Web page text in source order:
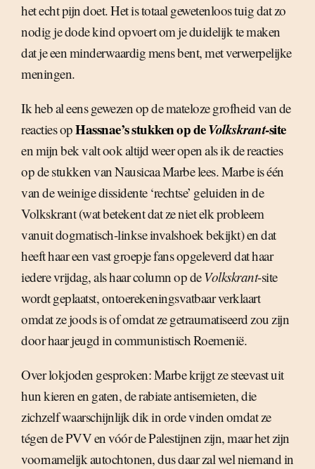
het echt pijn doet. Het is totaal gewetenloos tuig dat zo
nodig je dode kind opvoert om je duidelijk te maken
dat je een minderwaardig mens bent, met verwerpelijke
meningen.
Ik heb al eens gewezen op de mateloze grofheid van de
reacties opHassnae’s stukken op deVolkskrant-site
en mijn bek valt ook altijd weer open als ik de reacties
op de stukken van Nausicaa Marbe lees. Marbe is één
van de weinige dissidente ‘rechtse’ geluiden in de
Volkskrant (wat betekent dat ze niet elk probleem
vanuit dogmatisch-linkse invalshoek bekijkt) en dat
heeft haar een vast groepje fans opgeleverd dat haar
iedere vrijdag, als haar column op deVolkskrant-site
wordt geplaatst, ontoerekeningsvatbaar verklaart
omdat ze joods is of omdat ze getraumatiseerd zou zijn
door haar jeugd in communistisch Roemenië.
Over lokjoden gesproken: Marbe krijgt ze steevast uit
hun kieren en gaten, de rabiate antisemieten, die
zichzelf waarschijnlijk dik in orde vinden omdat ze
tégen de PVV en vóór de Palestijnen zijn, maar het zijn
voornamelijk autochtonen, dus daar zal wel niemand in